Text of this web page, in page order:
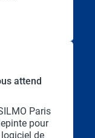
attend
Paris
pour
de